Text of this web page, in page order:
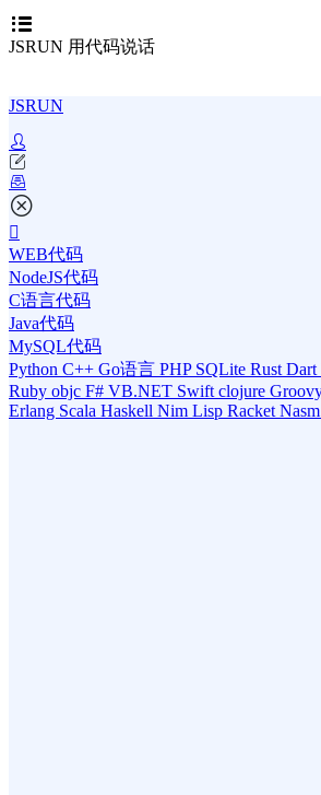
JSRUN 用代码说话
JSRUN
WEB代码
NodeJS代码
C语言代码
Java代码
MySQL代码
Python C++ Go语言 PHP SQLite Rust Dart
Ruby objc F# VB.NET Swift clojure
Erlang Scala Haskell Nim Lisp Racket Nasm